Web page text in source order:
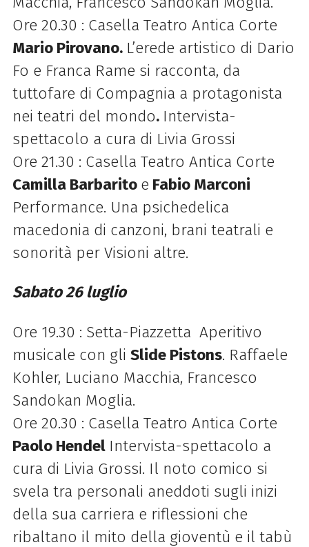
Ore 20.30 : Casella Teatro Antica Corte
Mario Pirovano. L’erede artistico di Dario
Fo e Franca Rame si racconta, da
tuttofare di Compagnia a protagonista
nei teatri del mondo. Intervista-
spettacolo a cura di Livia Grossi
Ore 21.30 : Casella Teatro Antica Corte
Camilla Barbarito e Fabio Marconi
Performance. Una psichedelica
macedonia di canzoni, brani teatrali e
sonorità per Visioni altre.
Sabato 26 luglio
Ore 19.30 : Setta-Piazzetta Aperitivo
musicale con gli Slide Pistons. Raffaele
Kohler, Luciano Macchia, Francesco
Sandokan Moglia.
Ore 20.30 : Casella Teatro Antica Corte
Paolo Hendel Intervista-spettacolo a
cura di Livia Grossi. Il noto comico si
svela tra personali aneddoti sugli inizi
della sua carriera e riflessioni che
ribaltano il mito della gioventù e il tabù